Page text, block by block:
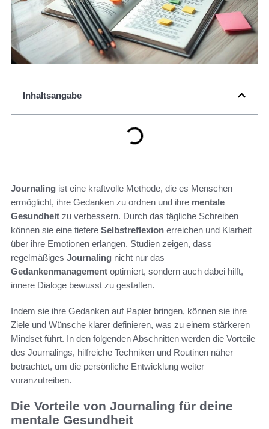
Inhaltsangabe
Journaling ist eine kraftvolle Methode, die es Menschen
ermöglicht, ihre Gedanken zu ordnen und ihre mentale
Gesundheit zu verbessern. Durch das tägliche Schreiben
können sie eine tiefere Selbstreflexion erreichen und Klarheit
über ihre Emotionen erlangen. Studien zeigen, dass
regelmäßiges Journaling nicht nur das
Gedankenmanagement optimiert, sondern auch dabei hilft,
innere Dialoge bewusst zu gestalten.
Indem sie ihre Gedanken auf Papier bringen, können sie ihre
Ziele und Wünsche klarer definieren, was zu einem stärkeren
Mindset führt. In den folgenden Abschnitten werden die Vorteile
des Journalings, hilfreiche Techniken und Routinen näher
betrachtet, um die persönliche Entwicklung weiter
voranzutreiben.
Die Vorteile von Journaling für deine
mentale Gesundheit